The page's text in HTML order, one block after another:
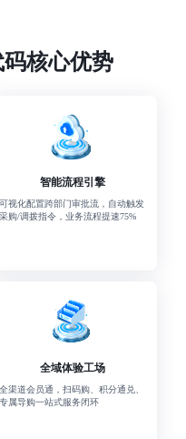
核心优势
智能流程引擎
可视化配置跨部门审批流，自动触发
采购/调拨指令，业务流程提速75%
全域体验工场
全渠道会员通，扫码购、积分通兑、
专属导购一站式服务闭环